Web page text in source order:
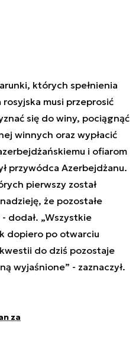
których spełnienia
musi przeprosić
się do winy, pociągnąć
winnych oraz wypłacić
i ofiarom
przywódca Azerbejdżanu.
pierwszy został
że pozostałe
dodał. „Wszystkie
dopiero po otwarciu
do dziś pozostaje
wyjaśnione” - zaznaczył.
za